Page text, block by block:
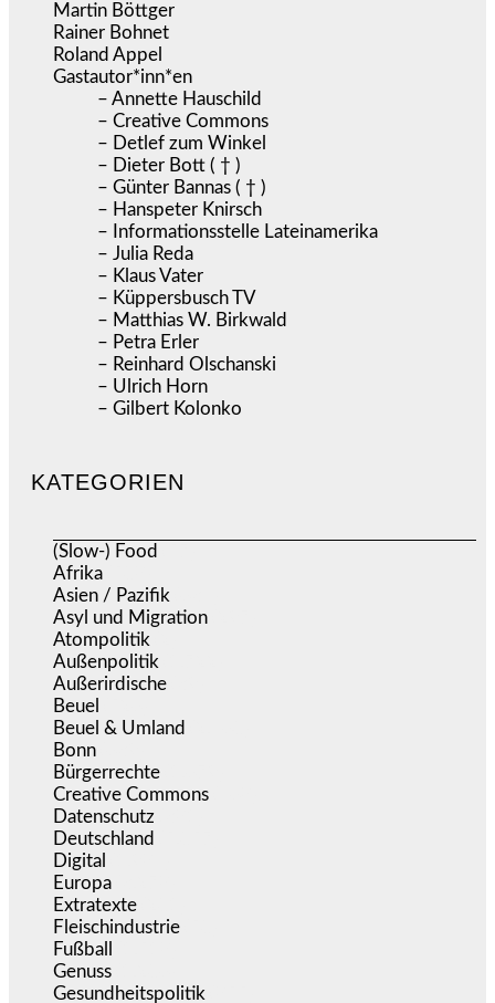
Martin Böttger
Rainer Bohnet
Roland Appel
Gastautor*inn*en
– Annette Hauschild
– Creative Commons
– Detlef zum Winkel
– Dieter Bott ( † )
– Günter Bannas ( † )
– Hanspeter Knirsch
– Informationsstelle Lateinamerika
– Julia Reda
– Klaus Vater
– Küppersbusch TV
– Matthias W. Birkwald
– Petra Erler
– Reinhard Olschanski
– Ulrich Horn
– Gilbert Kolonko
KATEGORIEN
(Slow-) Food
Afrika
Asien / Pazifik
Asyl und Migration
Atompolitik
Außenpolitik
Außerirdische
Beuel
Beuel & Umland
Bonn
Bürgerrechte
Creative Commons
Datenschutz
Deutschland
Digital
Europa
Extratexte
Fleischindustrie
Fußball
Genuss
Gesundheitspolitik